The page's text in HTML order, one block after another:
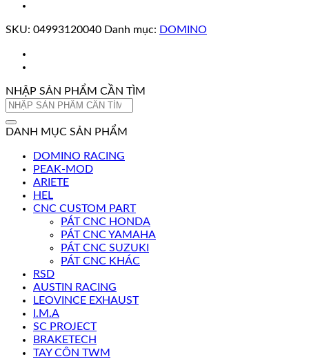
SKU: 04993120040 Danh mục: DOMINO
NHẬP SẢN PHẨM CẦN TÌM
Tìm
DANH MỤC SẢN PHẨM
DOMINO RACING
PEAK-MOD
ARIETE
HEL
CNC CUSTOM PART
PÁT CNC HONDA
PÁT CNC YAMAHA
PÁT CNC SUZUKI
PÁT CNC KHÁC
RSD
AUSTIN RACING
LEOVINCE EXHAUST
I.M.A
SC PROJECT
BRAKETECH
TAY CÔN TWM